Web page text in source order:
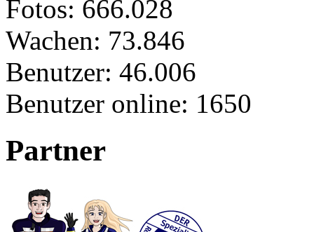
Fotos: 666.028
Wachen: 73.846
Benutzer: 46.006
Benutzer online: 1650
Partner